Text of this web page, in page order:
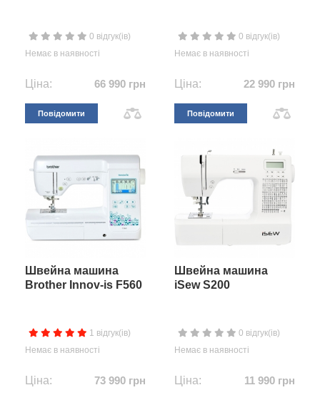
0 відгук(ів)
Немає в наявності
Ціна: 66 990 грн
Повідомити
0 відгук(ів)
Немає в наявності
Ціна: 22 990 грн
Повідомити
Швейна машина
Brother Innov-is F560
1 відгук(ів)
Немає в наявності
Ціна: 73 990 грн
Швейна машина
iSew S200
0 відгук(ів)
Немає в наявності
Ціна: 11 990 грн